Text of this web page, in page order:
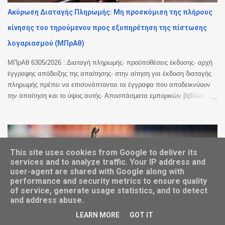
(Nazhat Shameen Khan) και Μαμέ Μαντιάγε Νιάνγκ (Mame Mandiaye
τότε που ο κ. Καρίμ Α. Α. Χαν έλαβε άδεια απουσίας τον Μάιο του
2025, οι Αναπλ...
Ακύρωση Διαταγής Πληρωμής: Μη προσκόμιση της πλήρους
κίνησης του τηρούμενου προς εξυπηρέτηση της πίστωσης
λογαριασμού (ΜΠρΑθ)
ΜΠρΑθ 6305/2026 : Διαταγή πληρωμής· προϋποθέσεις έκδοσης· αρχή
έγγραφης απόδειξης της απαίτησης· στην αίτηση για έκδοση διαταγής
πληρωμής πρέπει να επισυνάπτονται τα έγγραφα που αποδεικνύουν
την απαίτηση και το ύψος αυτής· Αποσπάσματα εμπορικών βιβλίων
ύπαρξης σχετικής συμφωνίας μεταξύ των μερών που αποτέλεσε ρήτρα
ή γενικό όρο συναλλαγών της δανειακής σύμβασης άλλως στερούνται
αποδεικτικής ισχύος, ενώ θα πρέπει να προσκομίζονται σε πλήρη
μορφή, ήτοι από την έναρξη της συμβατικής σχέσης μέχρι και το
οριστικό κλείσιμο αυτής, εκτός εάν μεσολάβησε αναγνώριση της
οφειλής, οπότε η πιστώτρια δύναται να προσκομίσει την κίνηση από το
χρονικό σημείο της αναγνώρισης κι εντεύθεν. Στην προκειμένη
έως και το 2014, κι ενώ υφίστατο πρόσθετη πράξη αναγνώρισης του
Έκτακτη χρησικτησία επί του τελευταίου εναπομένοντος
This site uses cookies from Google to deliver its
services and to analyze traffic. Your IP address and
user-agent are shared with Google along with
performance and security metrics to ensure quality
of service, generate usage statistics, and to detect
and address abuse.
LEARN MORE GOT IT